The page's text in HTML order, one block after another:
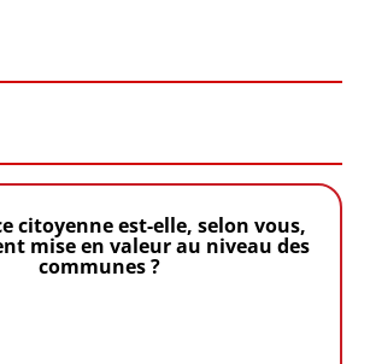
citoyenne est-elle, selon vous,
mise en valeur au niveau des
communes ?